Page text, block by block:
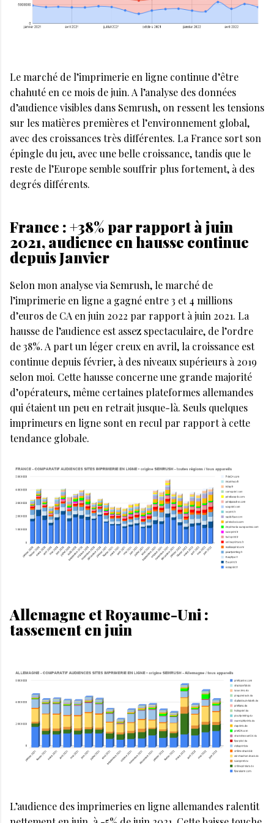
Le marché de l’imprimerie en ligne continue d’être
chahuté en ce mois de juin. A l’analyse des données
d’audience visibles dans Semrush, on ressent les tensions
sur les matières premières et l’environnement global,
avec des croissances très différentes. La France sort son
épingle du jeu, avec une belle croissance, tandis que le
reste de l’Europe semble souffrir plus fortement, à des
degrés différents.
France : +38% par rapport à juin
2021, audience en hausse continue
depuis Janvier
Selon mon analyse via Semrush, le marché de
l’imprimerie en ligne a gagné entre 3 et 4 millions
d’euros de CA en juin 2022 par rapport à juin 2021. La
hausse de l’audience est assez spectaculaire, de l’ordre
de 38%. A part un léger creux en avril, la croissance est
continue depuis février, à des niveaux supérieurs à 2019
selon moi. Cette hausse concerne une grande majorité
d’opérateurs, même certaines plateformes allemandes
qui étaient un peu en retrait jusque-là. Seuls quelques
imprimeurs en ligne sont en recul par rapport à cette
tendance globale.
Allemagne et Royaume-Uni :
tassement en juin
L’audience des imprimeries en ligne allemandes ralentit